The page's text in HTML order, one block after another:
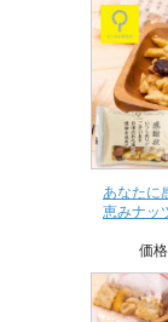
あなたに
恵みナッ
価